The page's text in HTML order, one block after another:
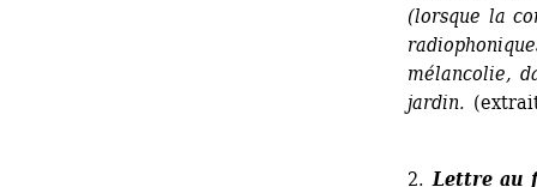
(lorsque la
mélancolie,
jardin.
2. Lettre au